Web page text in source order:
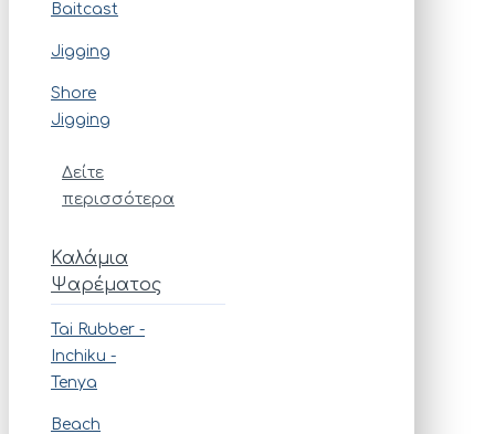
Baitcast
Jigging
Shore
Jigging
Δείτε
περισσότερα
Καλάμια
Ψαρέματος
Tai Rubber -
Ιnchiku -
Tenya
Beach